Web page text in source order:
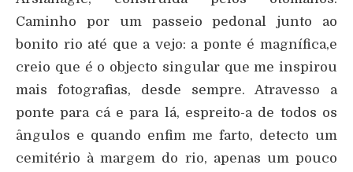
Caminho por um passeio pedonal junto ao
bonito rio até que a vejo: a ponte é magnífica,e
creio que é o objecto singular que me inspirou
mais fotografias, desde sempre. Atravesso a
ponte para cá e para lá, espreito-a de todos os
ângulos e quando enfim me farto, detecto um
cemitério à margem do rio, apenas um pouco